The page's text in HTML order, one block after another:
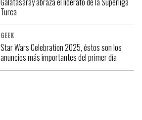
Turca
GEEK
Star Wars Celebration 2025, éstos son los
anuncios más importantes del primer día